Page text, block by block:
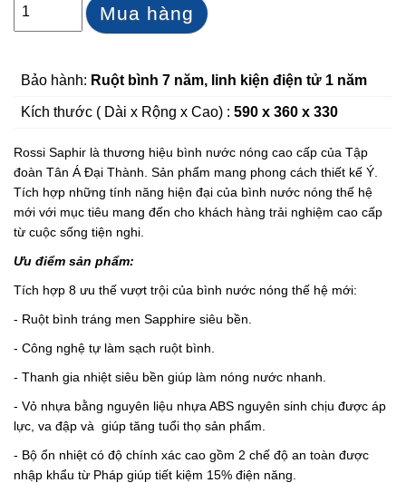
Mua hàng
Bảo hành: Ruột bình 7 năm, linh kiện điện tử 1 năm
Kích thước ( Dài x Rộng x Cao) : 590 x 360 x 330
Rossi Saphir là thương hiệu bình nước nóng cao cấp của Tập
đoàn Tân Á Đại Thành. Sản phẩm mang phong cách thiết kế Ý.
Tích hợp những tính năng hiện đại của bình nước nóng thế hệ
mới với mục tiêu mang đến cho khách hàng trải nghiệm cao cấp
từ cuộc sống tiện nghi.
Ưu điểm sản phẩm:
Tích hợp 8 ưu thế vượt trội của bình nước nóng thế hệ mới:
- Ruột bình tráng men Sapphire siêu bền.
- Công nghệ tự làm sạch ruột bình.
- Thanh gia nhiệt siêu bền giúp làm nóng nước nhanh.
- Vỏ nhựa bằng nguyên liệu nhựa ABS nguyên sinh chịu được áp
lực, va đập và giúp tăng tuổi thọ sản phẩm.
- Bộ ổn nhiệt có độ chính xác cao gồm 2 chế độ an toàn được
nhập khẩu từ Pháp giúp tiết kiệm 15% điện năng.